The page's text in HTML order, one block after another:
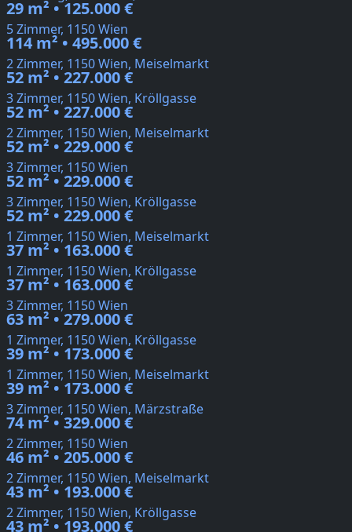
29 m² • 125.000 €
5 Zimmer, 1150 Wien
114 m² • 495.000 €
2 Zimmer, 1150 Wien, Meiselmarkt
52 m² • 227.000 €
3 Zimmer, 1150 Wien, Kröllgasse
52 m² • 227.000 €
2 Zimmer, 1150 Wien, Meiselmarkt
52 m² • 229.000 €
3 Zimmer, 1150 Wien
52 m² • 229.000 €
3 Zimmer, 1150 Wien, Kröllgasse
52 m² • 229.000 €
1 Zimmer, 1150 Wien, Meiselmarkt
37 m² • 163.000 €
1 Zimmer, 1150 Wien, Kröllgasse
37 m² • 163.000 €
3 Zimmer, 1150 Wien
63 m² • 279.000 €
1 Zimmer, 1150 Wien, Kröllgasse
39 m² • 173.000 €
1 Zimmer, 1150 Wien, Meiselmarkt
39 m² • 173.000 €
3 Zimmer, 1150 Wien, Märzstraße
74 m² • 329.000 €
2 Zimmer, 1150 Wien
46 m² • 205.000 €
2 Zimmer, 1150 Wien, Meiselmarkt
43 m² • 193.000 €
2 Zimmer, 1150 Wien, Kröllgasse
43 m² • 193.000 €